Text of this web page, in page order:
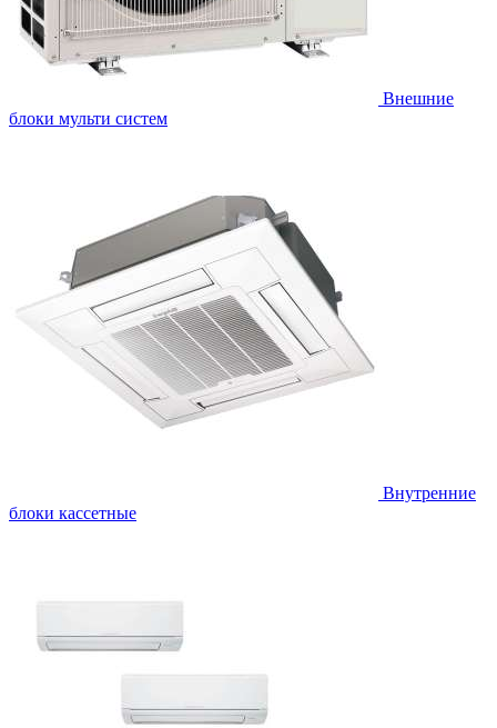
Внешние
блоки мульти систем
Внутренние
блоки кассетные